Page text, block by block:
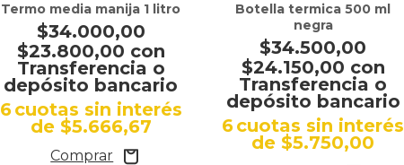
Termo media manija 1 litro
$34.000,00
$23.800,00 con
Transferencia o
depósito bancario
6cuotas sin interés
de $5.666,67
Botella termica 500 ml
negra
$34.500,00
$24.150,00 con
Transferencia o
depósito bancario
6cuotas sin interés
de$5.750,00